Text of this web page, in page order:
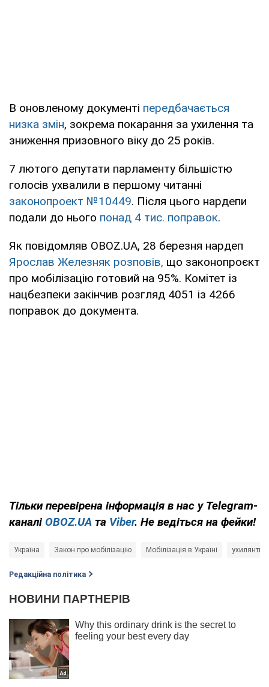
В оновленому документі передбачається
низка змін, зокрема покарання за ухилення та
зниження призовного віку до 25 років.
7 лютого депутати парламенту більшістю
голосів ухвалили в першому читанні
законопроект №10449. Після цього нардепи
подали до нього понад 4 тис. поправок.
Як повідомляв OBOZ.UA, 28 березня нардеп
Ярослав Железняк розповів, що законопроєкт
про мобілізацію готовий на 95%. Комітет із
нацбезпеки закінчив розгляд 4051 із 4266
поправок до документа.
Тільки перевірена інформація в нас у Telegram-
каналі OBOZ.UA та Viber. Не ведіться на фейки!
Україна Закон про мобілізацію Мобілізація в Україні ухилянти
Редакційна політика